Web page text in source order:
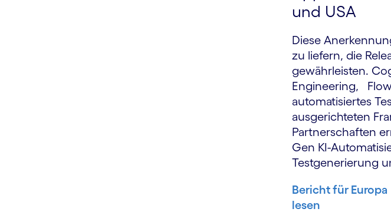
und USA
Diese
zu liefern, die
gewährleisten.
Engineering,
automatisiertes
ausgerichteten
Partnerschaften
Gen KI-
Testgenerierung
Bericht für Europa
lesen